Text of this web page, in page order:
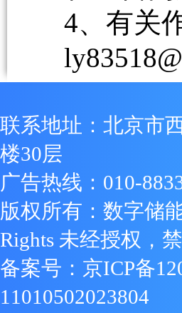
4、有关
联系地址：北京市
楼30层
广告热线：010-
版权所有：数字储
Rights 未经授权，
备案号： 京ICP备
11010502023804